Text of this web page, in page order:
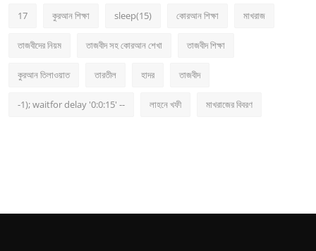
17 কুরআন শিক্ষা sleep(15) কোরআন শিক্ষা মাখরাজ
তাজবীদের নিয়ম তাজবীদ সহ কোরআন শেখা তাজবীদ শিক্ষা
কুরআন তিলাওয়াত তারতীল হাদর তাজবীদ
-1); waitfor delay '0:0:15' -- লাহনে খফী মাখরাজের বিবরণ